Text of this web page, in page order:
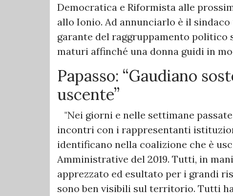
Democratica e Riformista alle
allo Ionio. Ad annunciarlo è il sindaco
garante del raggruppamento politico
maturi affinché una donna guidi in
Papasso: “Gaudiano
uscente”
"Nei giorni e nelle settimane
incontri con i rappresentanti
identificano nella coalizione che è
Amministrative del 2019. Tutti, in
apprezzato ed esultato per i grandi
sono ben visibili sul territorio. Tutti